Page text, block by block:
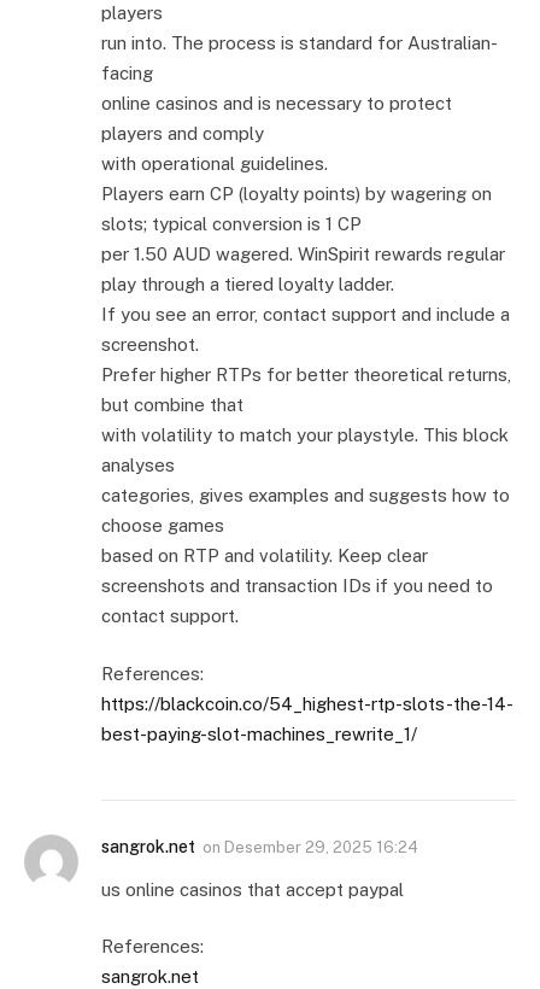
players
run into. The process is standard for Australian-
facing
online casinos and is necessary to protect
players and comply
with operational guidelines.
Players earn CP (loyalty points) by wagering on
slots; typical conversion is 1 CP
per 1.50 AUD wagered. WinSpirit rewards regular
play through a tiered loyalty ladder.
If you see an error, contact support and include a
screenshot.
Prefer higher RTPs for better theoretical returns,
but combine that
with volatility to match your playstyle. This block
analyses
categories, gives examples and suggests how to
choose games
based on RTP and volatility. Keep clear
screenshots and transaction IDs if you need to
contact support.
References:
https://blackcoin.co/54_highest-rtp-slots-the-14-
best-paying-slot-machines_rewrite_1/
sangrok.net on Desember 29, 2025 16:24
us online casinos that accept paypal
References:
sangrok.net